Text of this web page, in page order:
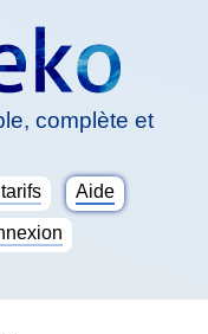
complète et
Aide